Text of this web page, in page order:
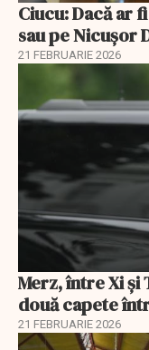
Ciucu: Dacă ar
sau pe Nicușor
21 FEBRUARIE 2026
Merz, între Xi și
două capete
21 FEBRUARIE 2026